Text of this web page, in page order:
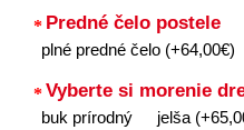
Predné čelo postele
plné predné čelo (+64,00€)
Vyberte si morenie
buk prírodný jelša